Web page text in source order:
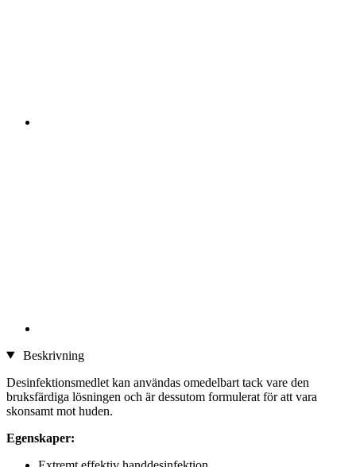
Beskrivning
Desinfektionsmedlet kan användas omedelbart tack vare den
bruksfärdiga lösningen och är dessutom formulerat för att vara
skonsamt mot huden.
Egenskaper: